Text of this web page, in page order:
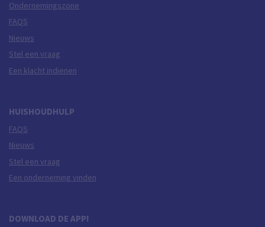
Ondernemingszone
FAQS
Nieuws
Stel een vraag
Een klacht indienen
HUISHOUDHULP
FAQS
Nieuws
Stel een vraag
Een onderneming vinden
DOWNLOAD DE APP!